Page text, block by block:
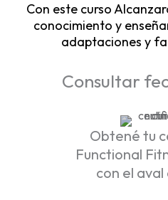
Con este curso
conocimiento y
adaptaciones y
Consultar
Obtené tu
Functional
con el aval